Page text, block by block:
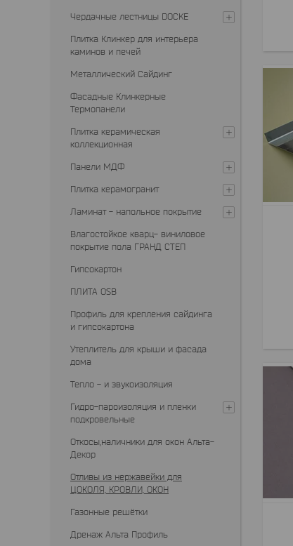
Чердачные лестницы DOCKE
Плитка Клинкер для интерьера
каминов и печей
Металлический Сайдинг
Фасадные Клинкерные
Термопанели
Плитка керамическая
коллекционная
Панели МДФ
Плитка керамогранит
Ламинат - напольное покрытие
Влагостойкое кварц- виниловое
покрытие пола ГРАНД СТЕП
Гипсокартон
ПЛИТА OSB
Профиль для крепления сайдинга
и гипсокартона
Утеплитель для крыши и фасада
дома
Тепло - и звукоизоляция
Гидро-пароизоляция и пленки
подкровельные
Откосы,наличники для окон Альта-
Декор
Отливы из нержавейки для
ЦОКОЛЯ, КРОВЛИ, ОКОН
Газонные решётки
Дренаж Альта Профиль